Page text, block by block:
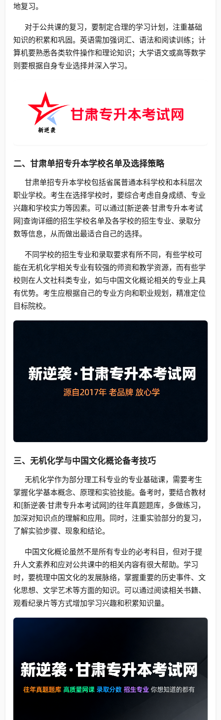
地复习。
对于公共课的复习，要制定合理的学习计划，注重基础
知识的积累和巩固。英语需加强词汇、语法和阅读训练；计
算机要熟悉各类软件操作和理论知识；大学语文或高等数学
则要根据自身专业选择并深入学习。
二、甘肃单招专升本学校名单及选择策略
甘肃单招专升本学校包括省属普通本科学校和本科层次
职业学校。考生在选择学校时，要综合考虑自身成绩、专业
兴趣和学校实力等因素。可以通过[新逆袭·甘肃专升本考试
网]查询详细的招生学校名单及各学校的招生专业、录取分
数等信息，从而做出最适合自己的选择。
不同学校的招生专业和录取要求有所不同，有些学校可
能在无机化学相关专业有较强的师资和教学资源，而有些学
校则在人文社科类专业，如与中国文化概论相关的专业上具
有优势。考生应根据自己的专业方向和职业规划，精准定位
目标院校。
三、无机化学与中国文化概论备考技巧
无机化学作为部分理工科专业的专业基础课，需要考生
掌握化学基本概念、原理和实验技能。备考时，要结合教材
和[新逆袭·甘肃专升本考试网]的往年真题题库，多做练习，
加深对知识点的理解和应用。同时，注重实验部分的复习，
了解实验步骤、现象和结论。
中国文化概论虽然不是所有专业的必考科目，但对于提
升人文素养和应对公共课中的相关内容有很大帮助。学习
时，要梳理中国文化的发展脉络，掌握重要的历史事件、文
化思想、文学艺术等方面的知识。可以通过阅读相关书籍、
观看纪录片等方式增加学习兴趣和积累知识量。